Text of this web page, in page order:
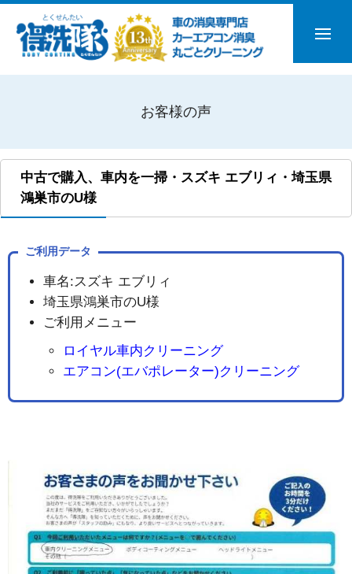
お客様の声
中古で購入、車内を一掃・スズキ エブリィ・埼玉県
鴻巣市のU様
ご利用データ
車名:スズキ エブリィ
埼玉県鴻巣市のU様
ご利用メニュー
ロイヤル車内クリーニング
エアコン(エバポレーター)クリーニング